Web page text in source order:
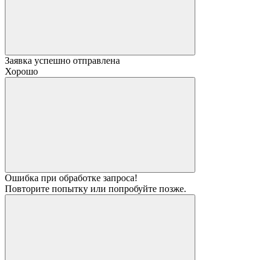
Заявка успешно отправлена
Хорошо
Ошибка при обработке запроса!
Повторите попытку или попробуйте позже.